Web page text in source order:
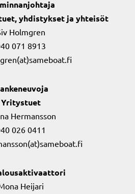
yhdistykset ja yhteisöt
Holmgren
071 8913
Yritystuet
Hermansson
026 0411
Heijari